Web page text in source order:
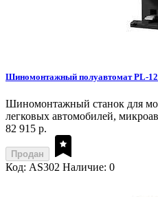
Шиномонтажный полуавтомат PL-
Шиномонтажный станок для
легковых автомобилей,
82 915 р.
Продан
Код: AS302 Наличие: 0